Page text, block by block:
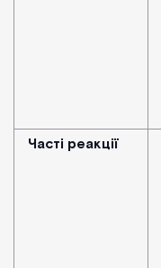
Часті реакції